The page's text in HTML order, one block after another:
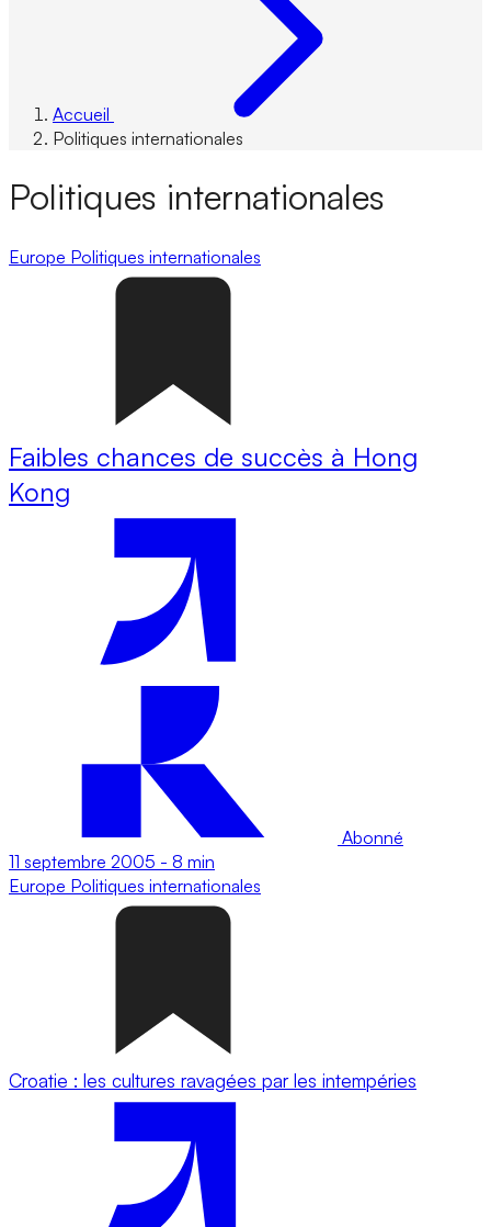
Accueil
Politiques internationales
Politiques internationales
Europe Politiques internationales
Faibles chances de succès à Hong
Kong
Abonné
11 septembre 2005 - 8 min
Europe Politiques internationales
Croatie : les cultures ravagées par les intempéries